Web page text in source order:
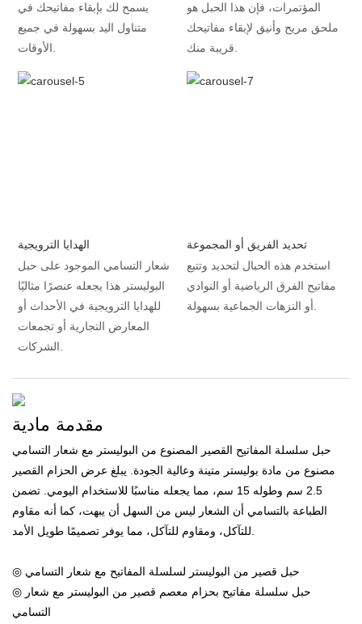
يسمح لك بإبقاء مفاتيحك في
متناول اليد بسهولة في جميع
المؤتمرات، فإن هذا الحبل هو
ملحق مريح وأنيق لإبقاء مفاتيحك
الهدايا الترويجية
شعار التسامي الموجود على حبل
البوليستر هذا يجعله عنصرًا مثاليًا
للهدايا الترويجية في الأحداث أو
المعارض التجارية أو تجمعات
تحديد الفريق أو المجموعة
استخدم هذه الحبال لتحديد وتتبع
مفاتيح الفرق الرياضية أو النوادي
مقدمة مادية
حبل سلسلة المفاتيح القصير المصنوع من البوليستر مع شعار التسامي
مصنوع من مادة بوليستر متينة وعالية الجودة. يبلغ عرض الحزام القصير
2.5 سم وطوله 15 سم، مما يجعله مناسبًا للاستخدام اليومي. تضمن
الطباعة بالتسامي أن الشعار ليس من السهل أن يبهت، كما أنه مقاوم
◎ حبل سلسلة مفاتيح بحزام معصم قصير من البوليستر مع شعار
التسامي